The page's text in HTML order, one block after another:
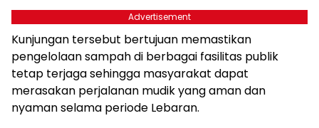
Advertisement
Kunjungan tersebut bertujuan memastikan
pengelolaan sampah di berbagai fasilitas publik
tetap terjaga sehingga masyarakat dapat
merasakan perjalanan mudik yang aman dan
nyaman selama periode Lebaran.